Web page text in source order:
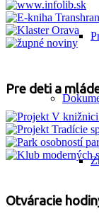
Pre deti a
Otváracie